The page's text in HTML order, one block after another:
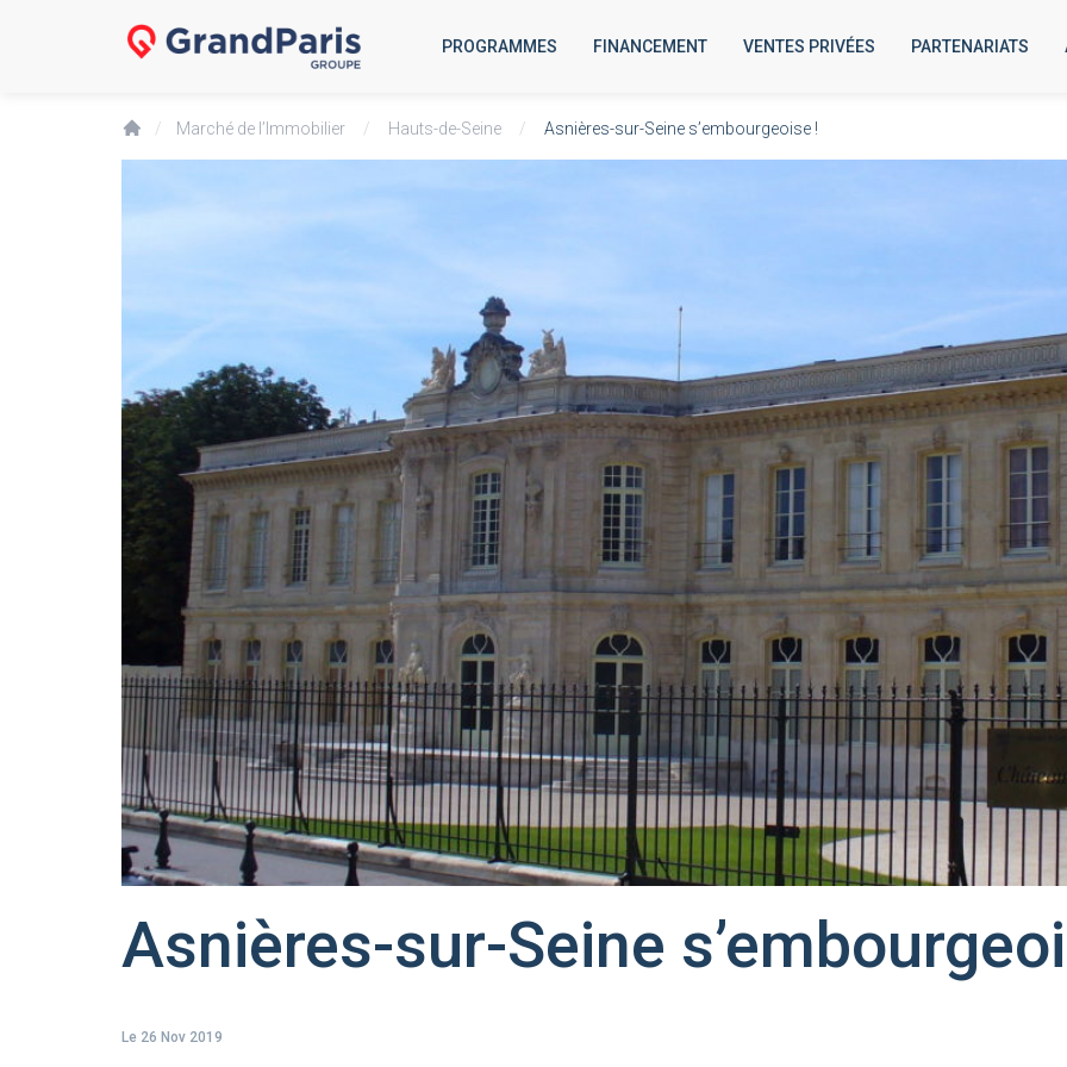
PROGRAMMES FINANCEMENT VENTES PRIVÉES PARTENARIATS
/ Marché de l’Immobilier / Hauts-de-Seine / Asnières-sur-Seine s’embourgeoise !
Asnières-sur-Seine
Le 26 Nov 2019